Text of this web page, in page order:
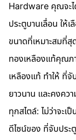
Hardware คุณจะไ
ประตูบานเลื่อน ให้
ขนาดที่เหมาะสมที่
ทองเหลืองแท้คุณภ
เหลืองแท้ ทำให้ ที่จั
ยาวนาน และคงคว
ทุกสไตล์: ไม่ว่าจะเ
ดีไซน์ของ ที่จับประ